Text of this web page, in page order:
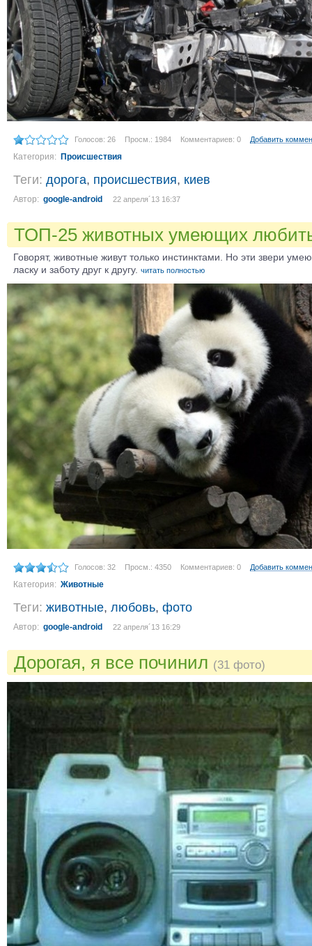
Голосов: 26 Просм.: 1984 Комментариев: 0 Добавить
Категория: Происшествия
Теги: дорога, происшествия, киев
Автор: google-android 22 апреля´13 16:37
ТОП-25 животных умеющих
Говорят, животные живут только инстинктами. Но эти звери
ласку и заботу друг к другу. читать полностью
Голосов: 32 Просм.: 4350 Комментариев: 0 Добавить
Категория: Животные
Теги: животные, любовь, фото
Автор: google-android 22 апреля´13 16:29
Дорогая, я все починил (31 фото)